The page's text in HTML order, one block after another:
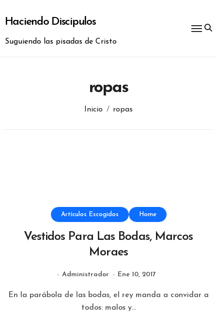
contenido
Haciendo Discipulos
Suguiendo las pisadas de Cristo
ropas
Inicio ropas
Artículos Escogidos Home
Vestidos Para Las Bodas, Marcos
Moraes
Administrador Ene 10, 2017
En la parábola de las bodas, el rey manda a convidar a
todos: malos y...